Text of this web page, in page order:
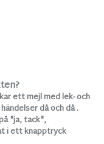
ett mejl med lek- och
då och då .
"ja, tack",
i ett knapptryck